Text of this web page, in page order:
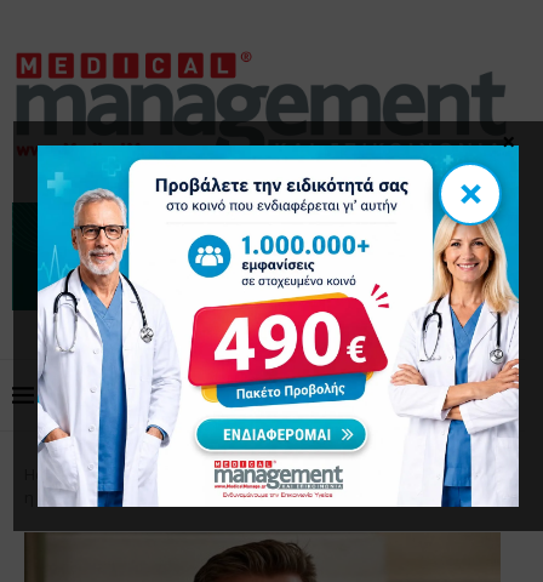
Home Επικαιρότητα
Άκης Σκέρτσος: Στο επίκεντρο
η ενίσχυση της ειδικής εκπαίδευσης
×
×